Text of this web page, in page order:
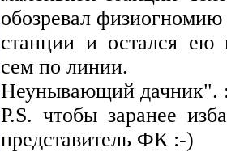
обозревал физиогномию
станции и остался ею
сем по линии.
Неунывающий дачник".
P.S. чтобы заранее
представитель ФК :-)